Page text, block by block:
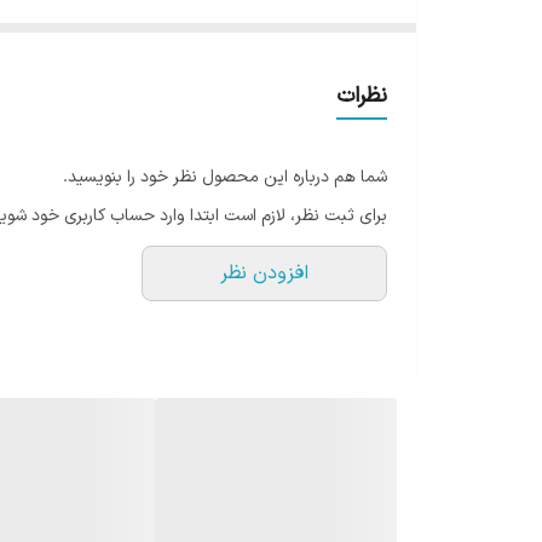
نظرات
شما هم درباره این محصول نظر خود را بنویسید.
برای ثبت نظر، لازم است ابتدا وارد حساب کاربری خود
افزودن نظر